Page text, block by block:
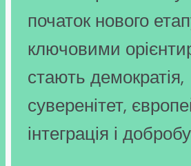
початок нового
ключовими
стають демократія,
суверенітет,
інтеграція і